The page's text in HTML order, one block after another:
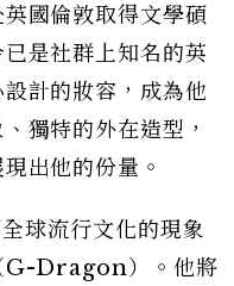
國倫敦取得文學碩
是社群上知名的英
計的妝容，成為他
獨特的外在造型，
出他的份量。
球流行文化的現象
G-Dragon）。他將